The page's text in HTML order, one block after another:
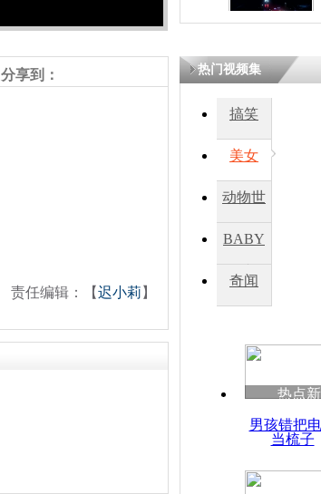
分享到：
责任编辑：【迟小莉 】
热门视频集
搞笑
美女
动物世
BABY
秀
奇闻
热点
男孩错把
当梳子